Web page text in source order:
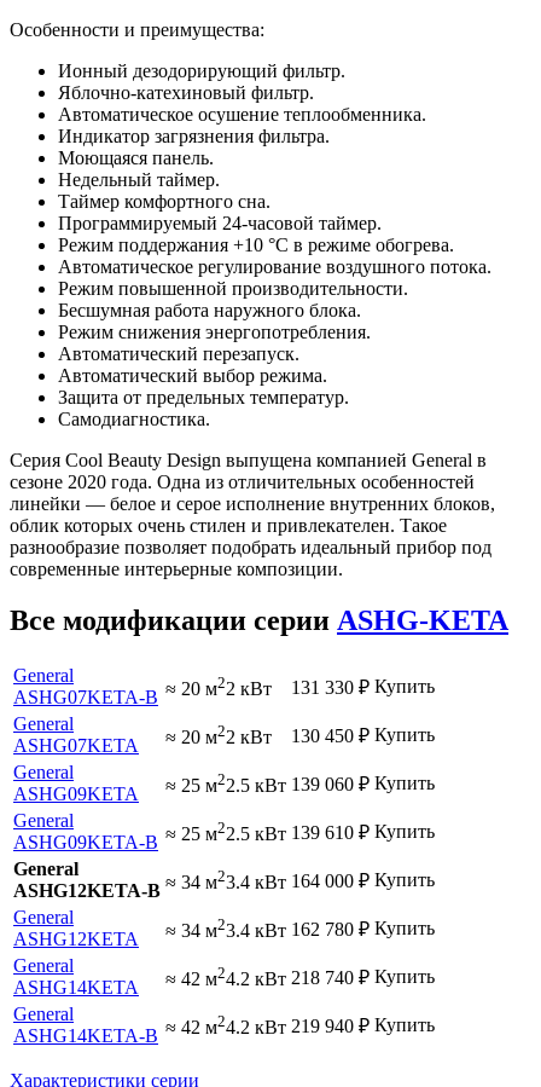
Особенности и преимущества:
Ионный дезодорирующий фильтр.
Яблочно-катехиновый фильтр.
Автоматическое осушение теплообменника.
Индикатор загрязнения фильтра.
Моющаяся панель.
Недельный таймер.
Таймер комфортного сна.
Программируемый 24-часовой таймер.
Режим поддержания +10 °С в режиме обогрева.
Автоматическое регулирование воздушного потока.
Режим повышенной производительности.
Бесшумная работа наружного блока.
Режим снижения энергопотребления.
Автоматический перезапуск.
Автоматический выбор режима.
Защита от предельных температур.
Самодиагностика.
Серия Cool Beauty Design выпущена компанией General в
сезоне 2020 года. Одна из отличительных особенностей
линейки — белое и серое исполнение внутренних блоков,
облик которых очень стилен и привлекателен. Такое
разнообразие позволяет подобрать идеальный прибор под
современные интерьерные композиции.
Все модификации серии ASHG-KETA
General
ASHG07KETA-B ≈ 20 м22 кВт 131 330 ₽ Купить
General
ASHG07KETA
≈ 20 м22 кВт 130 450 ₽ Купить
General
ASHG09KETA
≈ 25 м22.5 кВт 139 060 ₽ Купить
General
ASHG09KETA-B ≈ 25 м22.5 кВт 139 610 ₽ Купить
General
ASHG12KETA-B ≈ 34 м23.4 кВт 164 000 ₽ Купить
General
ASHG12KETA
≈ 34 м23.4 кВт 162 780 ₽ Купить
General
ASHG14KETA
≈ 42 м24.2 кВт 218 740 ₽ Купить
General
ASHG14KETA-B ≈ 42 м24.2 кВт 219 940 ₽ Купить
Характеристики серии